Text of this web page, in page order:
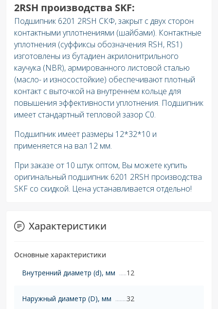
2RSH производства SKF:
Подшипник 6201 2RSH СКФ, закрыт с двух сторон
контактными уплотнениями (шайбами). Контактные
уплотнения (суффиксы обозначения RSH, RS1)
изготовлены из бутадиен акрилонитрильного
каучука (NBR), армированного листовой сталью
(масло- и износостойкие) обеспечивают плотный
контакт с выточкой на внутреннем кольце для
повышения эффективности уплотнения. Подшипник
имеет стандартный тепловой зазор C0.
Подшипник имеет размеры 12*32*10 и
применяется на вал 12 мм.
При заказе от 10 штук оптом, Вы можете купить
оригинальный подшипник 6201 2RSH производства
SKF со скидкой. Цена устанавливается отдельно!
Характеристики
Основные характеристики
Внутренний диаметр (d), мм
12
Наружный диаметр (D), мм 32